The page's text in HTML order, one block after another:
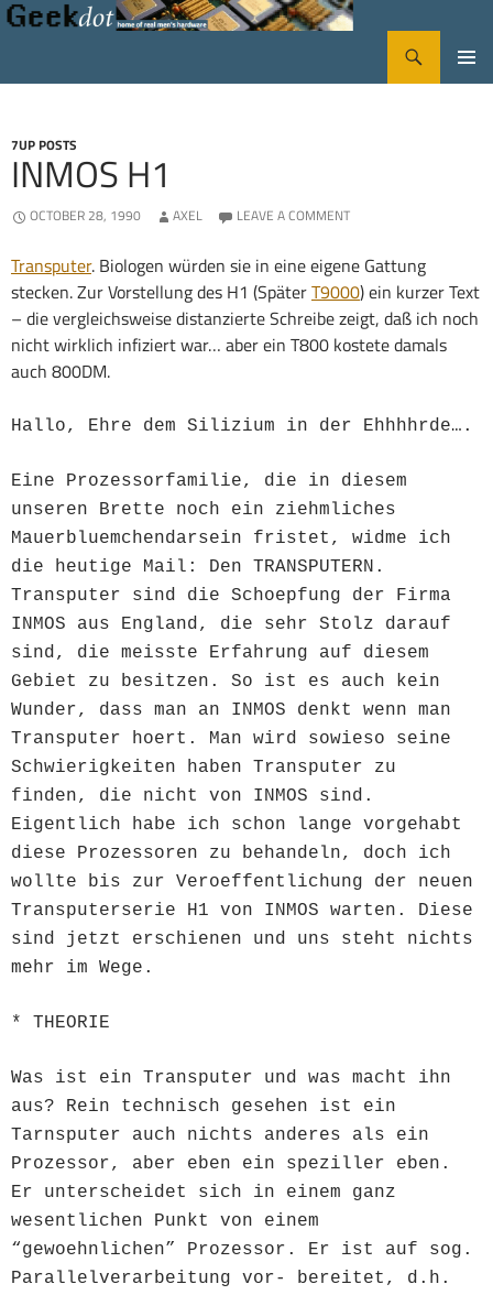
7UP POSTS
INMOS H1
OCTOBER 28, 1990 AXEL LEAVE A COMMENT
Transputer. Biologen würden sie in eine eigene Gattung
stecken. Zur Vorstellung des H1 (SpäterT9000) ein kurzer Text
– die vergleichsweise distanzierte Schreibe zeigt, daß ich noch
nicht wirklich infiziert war… aber ein T800 kostete damals
auch 800DM.
Hallo, Ehre dem Silizium in der Ehhhhrde….
Eine Prozessorfamilie, die in diesem
unseren Brette noch ein ziehmliches
Mauerbluemchendarsein fristet, widme ich
die heutige Mail: Den TRANSPUTERN.
Transputer sind die Schoepfung der Firma
INMOS aus England, die sehr Stolz darauf
sind, die meisste Erfahrung auf diesem
Gebiet zu besitzen. So ist es auch kein
Wunder, dass man an INMOS denkt wenn man
Transputer hoert. Man wird sowieso seine
Schwierigkeiten haben Transputer zu
finden, die nicht von INMOS sind.
Eigentlich habe ich schon lange vorgehabt
diese Prozessoren zu behandeln, doch ich
wollte bis zur Veroeffentlichung der neuen
Transputerserie H1 von INMOS warten. Diese
sind jetzt erschienen und uns steht nichts
mehr im Wege.
* THEORIE
Was ist ein Transputer und was macht ihn
aus? Rein technisch gesehen ist ein
Tarnsputer auch nichts anderes als ein
Prozessor, aber eben ein speziller eben.
Er unterscheidet sich in einem ganz
wesentlichen Punkt von einem
“gewoehnlichen” Prozessor. Er ist auf sog.
Parallelverarbeitung vor- bereitet, d.h.